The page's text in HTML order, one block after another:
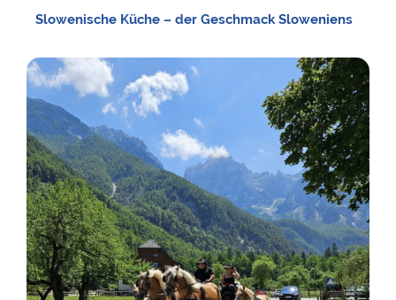
Slowenische Küche – der Geschmack Sloweniens